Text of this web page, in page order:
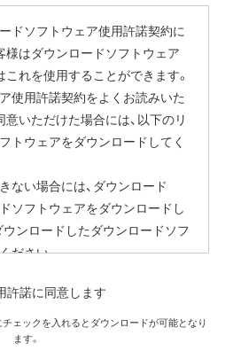
き、[管理]-[ファームウェア更新]
更新機能」で"自動更新をしな
ただけます。
は、本商品に同梱の取扱説明書
に掲載の「エアステーション設定
意事項がございます。
はインターネットに接続できな
ファームウェアダウンロードに
通信量の超過による速度制限が
ドソフトウェア使用許諾契約に
様はダウンロードソフトウェア
れを使用することができます。
使用許諾契約をよくお読みいた
いただけた場合には、以下のリ
トウェアをダウンロードしてく
ない場合には、ダウンロード
ソフトウェアをダウンロードし
ウンロードしたダウンロードソフ
ださい。
トウェア使用許諾契約
弊社といいます）は、お客様がダウ
許諾契約（以下、本契約といいま
許諾に同意します
ェックを入れるとダウンロードが可能となり
ます。